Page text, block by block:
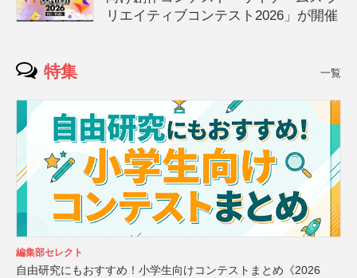
リエイティブコンテスト2026」が開催
特集 一覧
編集部セレクト
自由研究にもおすすめ！小学生向けコンテストまとめ《2026